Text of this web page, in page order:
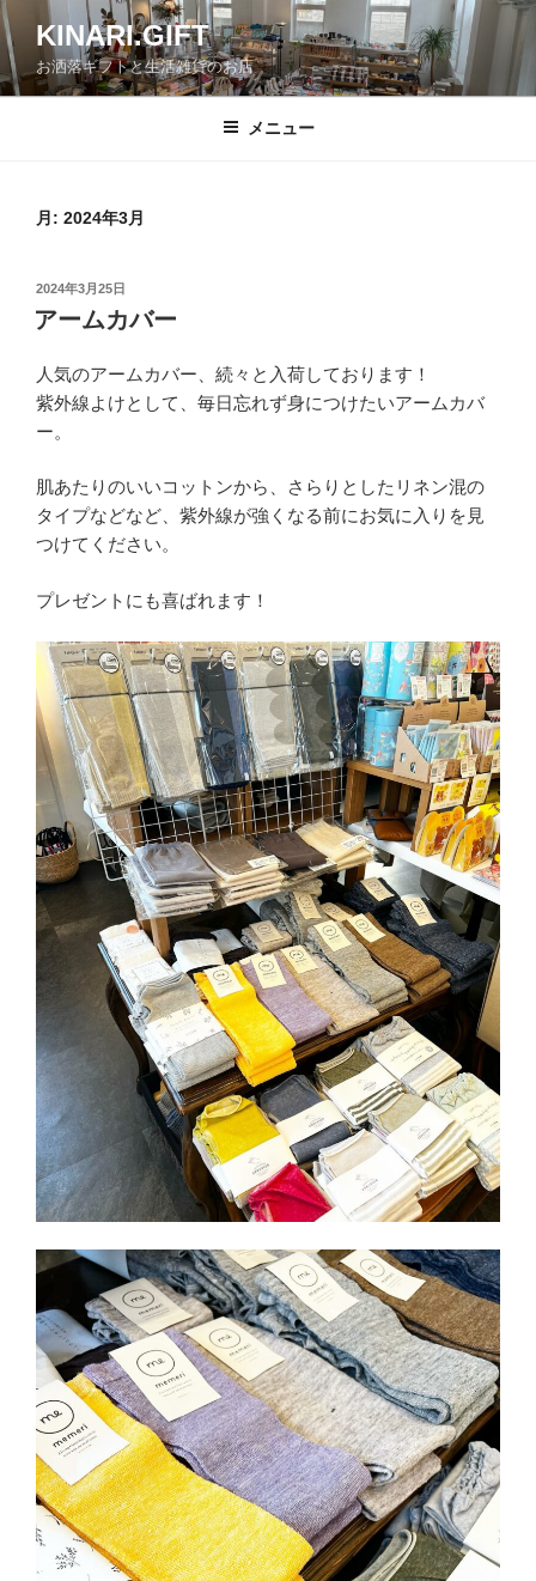
コ
ン
テ
ン
KINARI.GIFT
お洒落ギフトと生活雑貨のお店
メニュー
月: 2024年3月
投
稿
日:
2024年3月25日
アームカバー
人気のアームカバー、続々と入荷しております！
紫外線よけとして、毎日忘れず身につけたいアームカバ
ー。
⁡肌あたりのいいコットンから、さらりとしたリネン混の
タイプなどなど、紫外線が強くなる前にお気に入りを見
つけてください。
プレゼントにも喜ばれます！